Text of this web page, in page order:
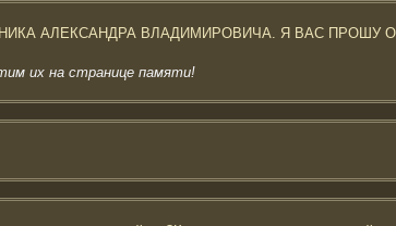
АЛЕКСАНДРА ВЛАДИМИРОВИЧА. Я ВАС ПРОШУ
их на странице памяти!